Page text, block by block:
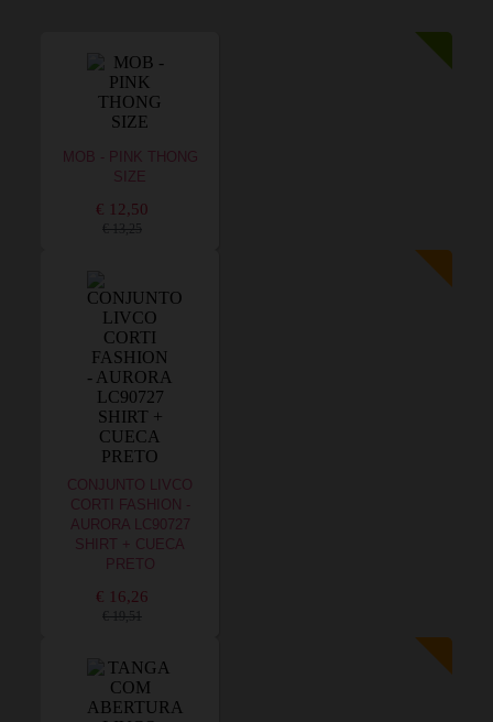
MOB - PINK THONG
SIZE
€ 12,50
€ 13,25
CONJUNTO LIVCO
CORTI FASHION -
AURORA LC90727
SHIRT + CUECA
PRETO
€ 16,26
€ 19,51